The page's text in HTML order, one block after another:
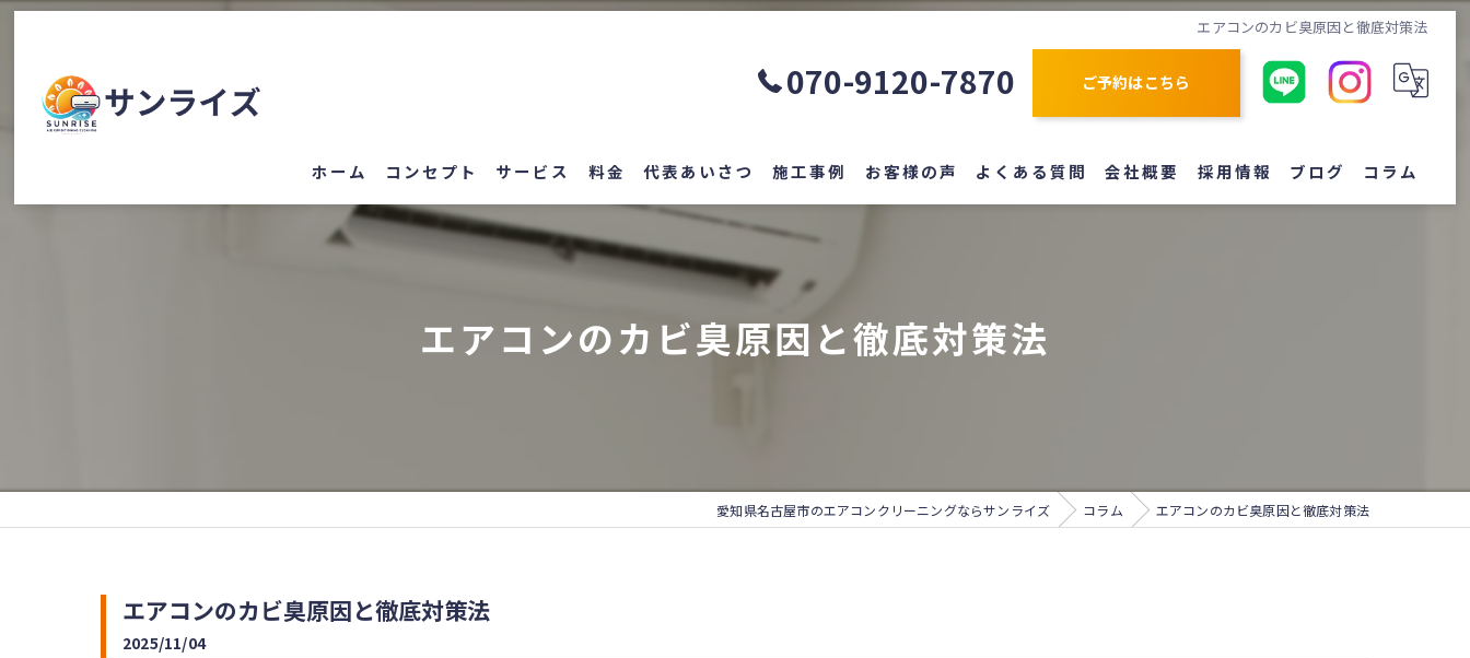
エアコンのカビ臭原因と徹底対策法
070-9120-7870 ご予約はこちら
ホーム コンセプト サービス 料金 代表あいさつ 施工事例 お客様の声 よくある質問 会社概要 採用情報 ブログ コラム
エアコンのカビ臭原因と徹底対策法
愛知県名古屋市のエアコンクリーニングならサンライズ コラム エアコンのカビ臭原因と徹底対策法
エアコンのカビ臭原因と徹底対策法
2025/11/04